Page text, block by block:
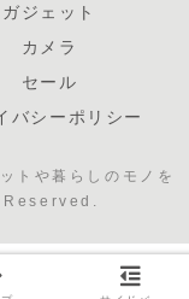
ガジェット
カメラ
セール
バシーポリシー
や暮らしのモノを
Reserved.